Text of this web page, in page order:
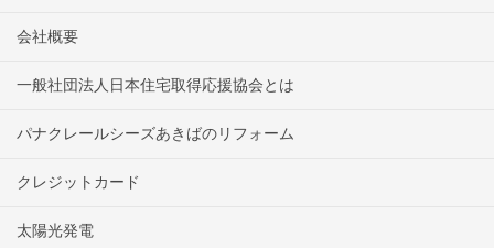
会社概要
一般社団法人日本住宅取得応援協会とは
パナクレールシーズあきばのリフォーム
クレジットカード
太陽光発電